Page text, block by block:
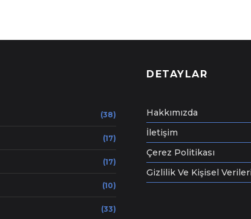
(38)
(17)
(17)
(10)
(33)
DETAYLAR
Hakkımızda
İletişim
Çerez Politikası
Gizlilik Ve Kişisel